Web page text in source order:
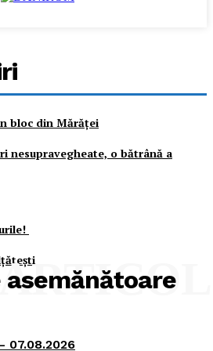
bloc din Mărăţei
nesupravegheate, o bătrână a
07.08.2026